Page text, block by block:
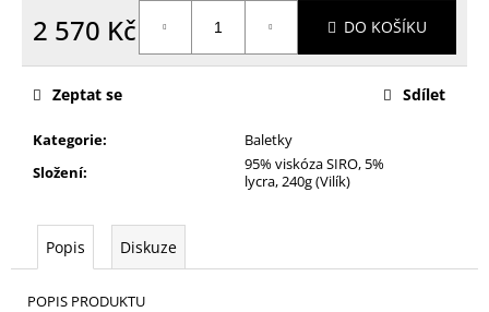
2 570 Kč DO KOŠÍKU
Kategorie:
Baletky
Složení:
95% viskóza SIRO, 5%
lycra, 240g (Vilík)
Zeptat se Sdílet
Popis Diskuze
POPIS PRODUKTU